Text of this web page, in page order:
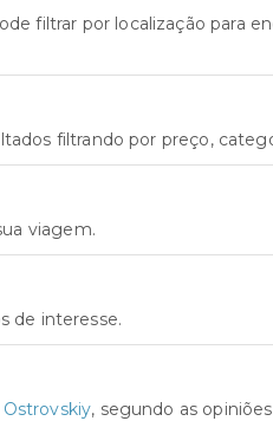
filtrar por localização para
filtrando por preço,
viagem.
de interesse.
, segundo as